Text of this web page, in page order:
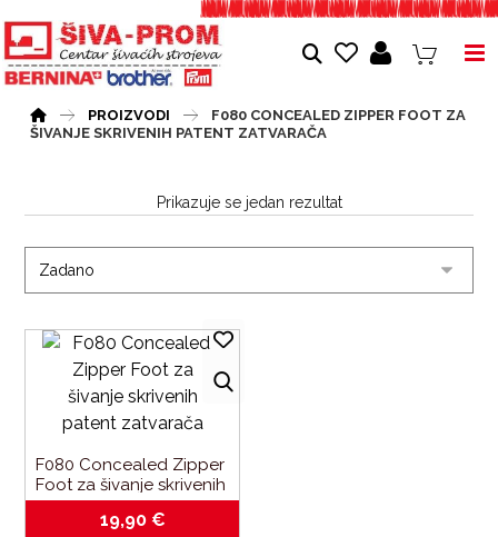
PROIZVODI
F080 CONCEALED ZIPPER FOOT ZA
ŠIVANJE SKRIVENIH PATENT ZATVARAČA
Prikazuje se jedan rezultat
F080 Concealed Zipper
Foot za šivanje skrivenih
patent zatvarača
19,90 €